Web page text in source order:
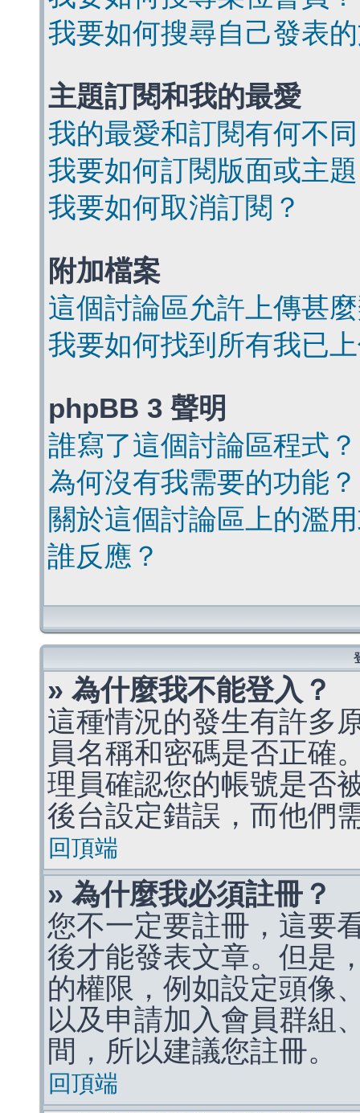
我要如何搜尋自己發表
主題訂閱和我的最愛
我的最愛和訂閱有何不
我要如何訂閱版面或主
我要如何取消訂閱？
附加檔案
這個討論區允許上傳甚
我要如何找到所有我已
phpBB 3 聲明
誰寫了這個討論區程式？
為何沒有我需要的功能？
關於這個討論區上的濫
誰反應？
» 為什麼我不能登入？
這種情況的發生有許多
員名稱和密碼是否正確
理員確認您的帳號是否
後台設定錯誤，而他們
回頂端
» 為什麼我必須註冊？
您不一定要註冊，這要
後才能發表文章。但是
的權限，例如設定頭像
以及申請加入會員群組
間，所以建議您註冊。
回頂端